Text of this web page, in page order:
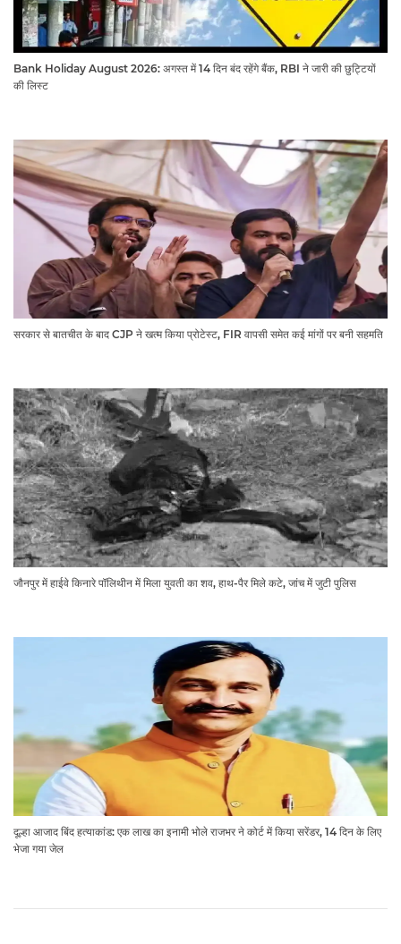
Bank Holiday August 2026: अगस्त में 14 दिन बंद रहेंगे बैंक, RBI ने जारी की छुट्टियों
की लिस्ट​​​​​​​
सरकार से बातचीत के बाद CJP ने खत्म किया प्रोटेस्ट, FIR वापसी समेत कई मांगों पर बनी सहमति
जौनपुर में हाईवे किनारे पॉलिथीन में मिला युवती का शव, हाथ-पैर मिले कटे, जांच में जुटी पुलिस
दूल्हा आजाद बिंद हत्याकांड: एक लाख का इनामी भोले राजभर ने कोर्ट में किया सरेंडर, 14 दिन के लिए
भेजा गया जेल